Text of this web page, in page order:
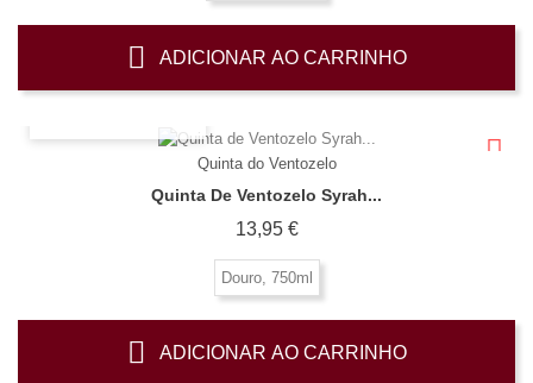
ADICIONAR AO CARRINHO
Quinta do Ventozelo
Quinta De Ventozelo Syrah...
13,95 €Preço
Douro, 750ml
ADICIONAR AO CARRINHO